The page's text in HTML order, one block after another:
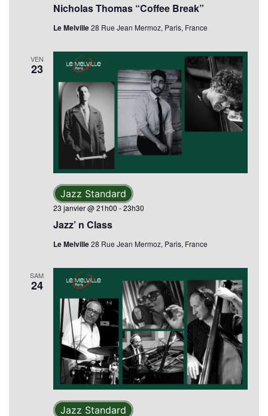
Nicholas Thomas “Coffee Break”
Le Melville28 Rue Jean Mermoz, Paris, France
VEN
23
Jazz’ n Class
23 janvier @ 21h00 -23h30
Jazz Standard
Le Melville28 Rue Jean Mermoz, Paris, France
SAM
24
Jazz Standard